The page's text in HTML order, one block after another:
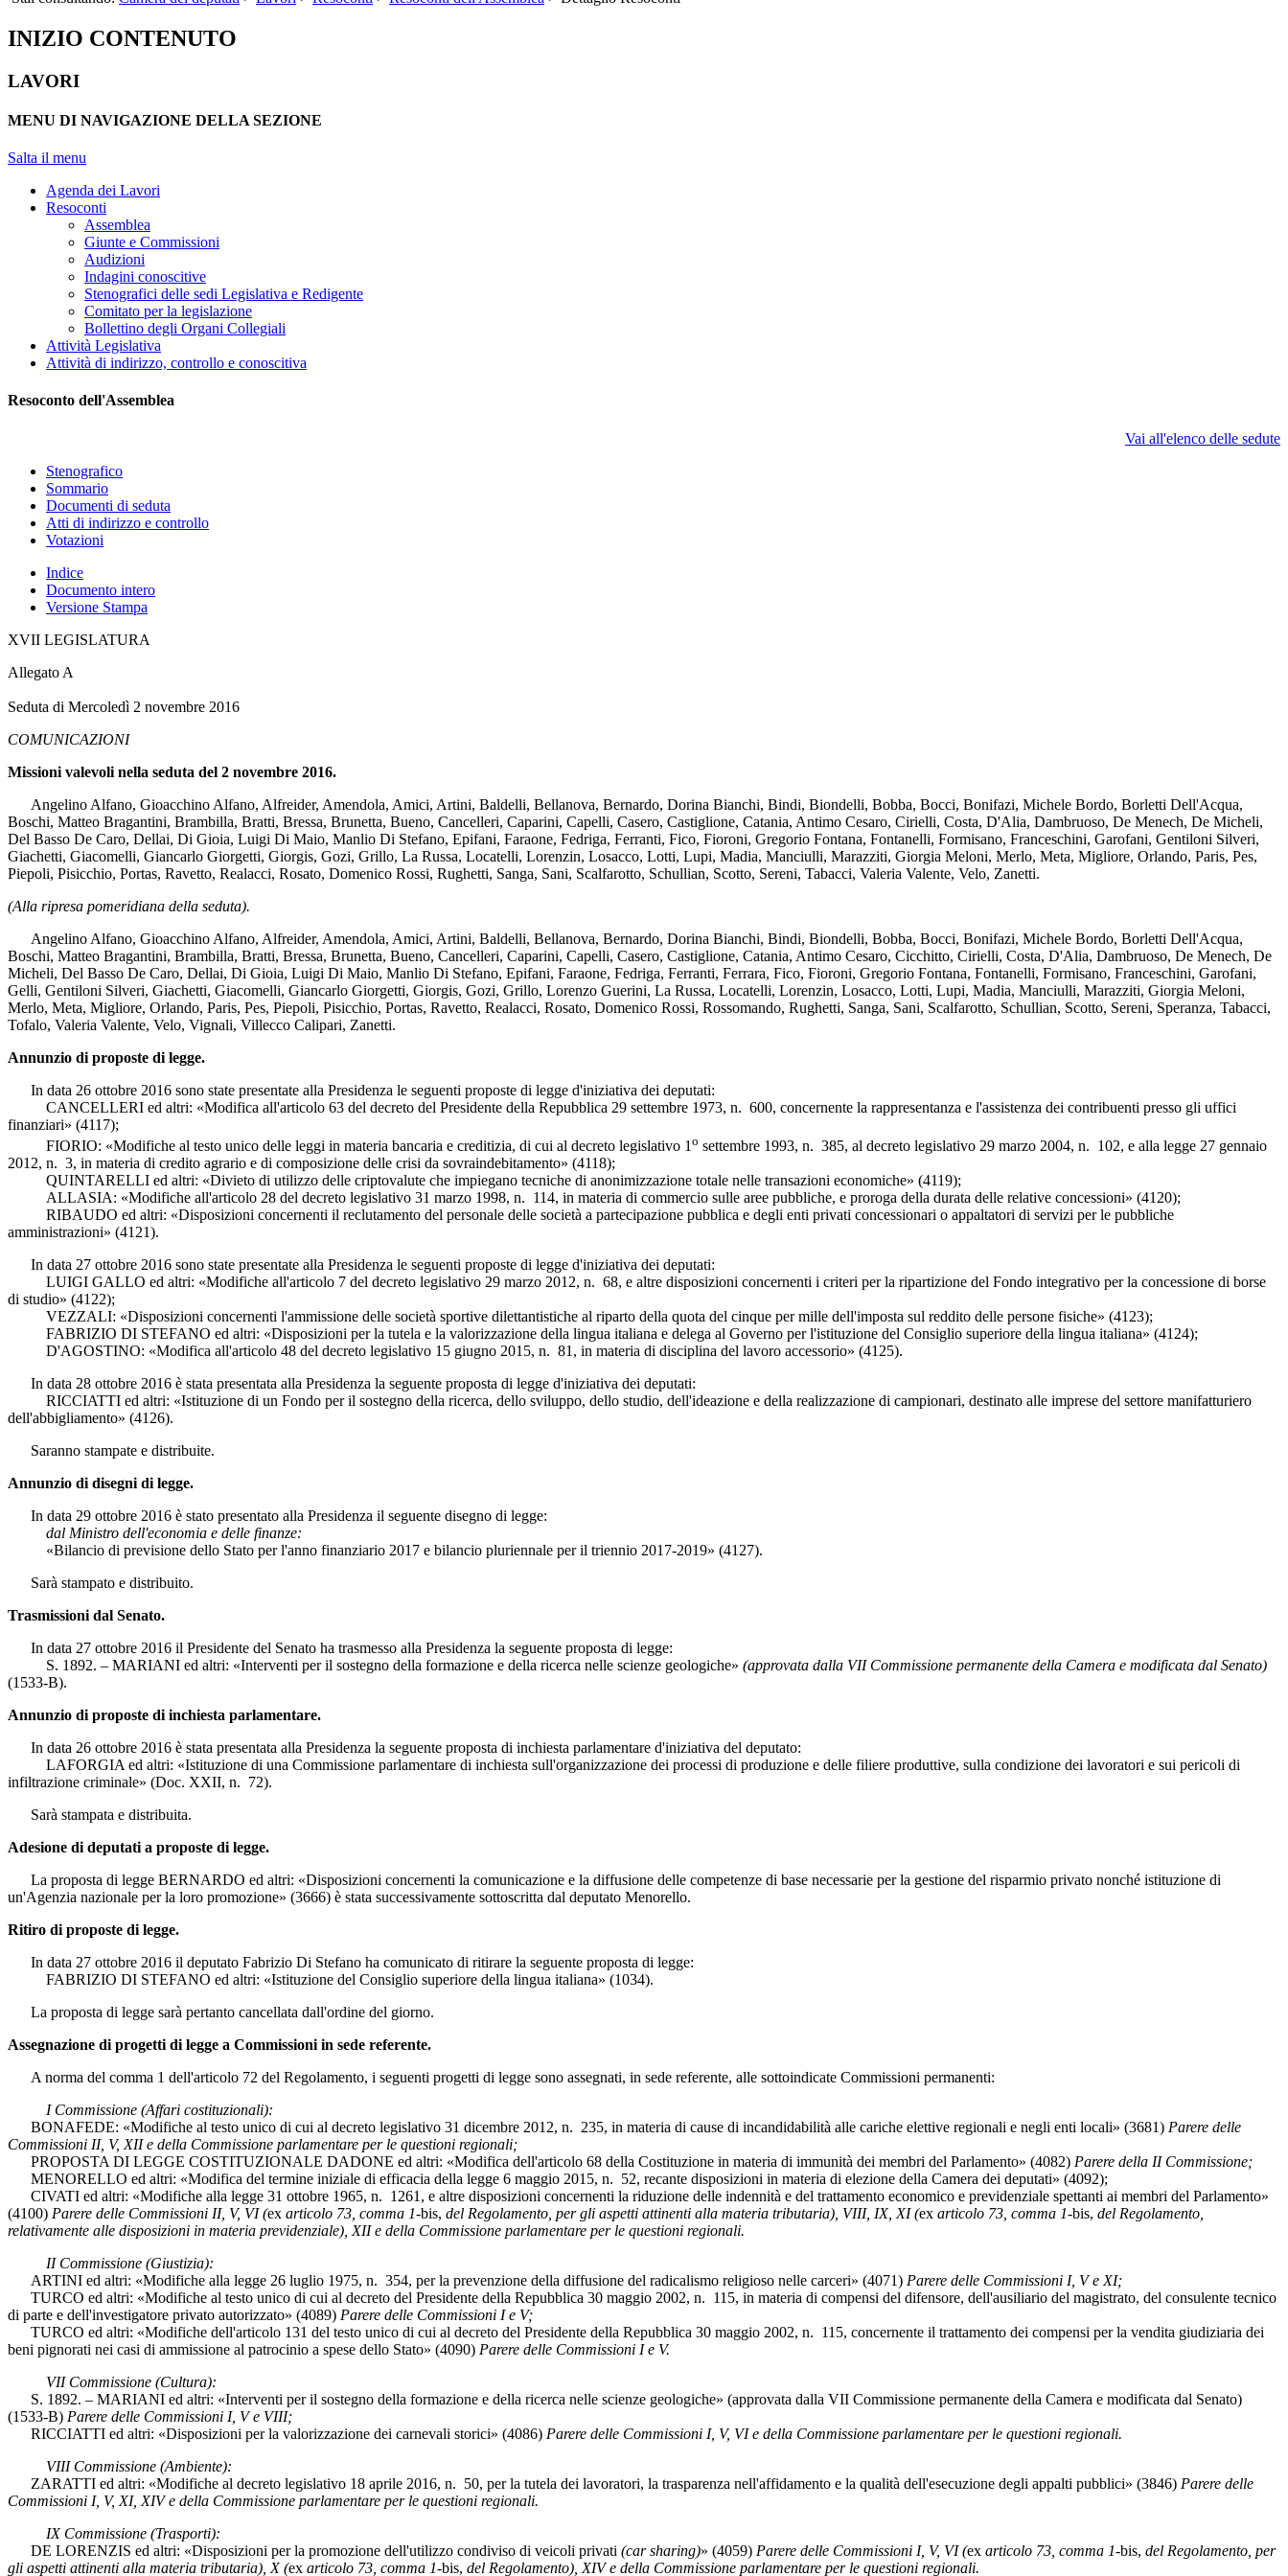
INIZIO CONTENUTO
LAVORI
MENU DI NAVIGAZIONE DELLA SEZIONE
Salta il menu
Agenda dei Lavori
Resoconti
Assemblea
Giunte e Commissioni
Audizioni
Indagini conoscitive
Stenografici delle sedi Legislativa e Redigente
Comitato per la legislazione
Bollettino degli Organi Collegiali
Attività Legislativa
Attività di indirizzo, controllo e conoscitiva
Resoconto dell'Assemblea
Vai all'elenco delle sedute
Stenografico
Sommario
Documenti di seduta
Atti di indirizzo e controllo
Votazioni
Indice
Documento intero
Versione Stampa
XVII LEGISLATURA
Allegato A
Seduta di Mercoledì 2 novembre 2016
COMUNICAZIONI
Missioni valevoli nella seduta del 2 novembre 2016.
Angelino Alfano, Gioacchino Alfano, Alfreider, Amendola, Amici, Artini, Baldelli, Bellanova, Bernardo, Dorina Bianchi, Bindi, Biondelli, Bobba, Bocci, Bonifazi, Michele Bordo, Borletti Dell'Acqua,
Boschi, Matteo Bragantini, Brambilla, Bratti, Bressa, Brunetta, Bueno, Cancelleri, Caparini, Capelli, Casero, Castiglione, Catania, Antimo Cesaro, Cirielli, Costa, D'Alia, Dambruoso, De Menech, De Micheli,
Del Basso De Caro, Dellai, Di Gioia, Luigi Di Maio, Manlio Di Stefano, Epifani, Faraone, Fedriga, Ferranti, Fico, Fioroni, Gregorio Fontana, Fontanelli, Formisano, Franceschini, Garofani, Gentiloni Silveri,
Giachetti, Giacomelli, Giancarlo Giorgetti, Giorgis, Gozi, Grillo, La Russa, Locatelli, Lorenzin, Losacco, Lotti, Lupi, Madia, Manciulli, Marazziti, Giorgia Meloni, Merlo, Meta, Migliore, Orlando, Paris, Pes,
Piepoli, Pisicchio, Portas, Ravetto, Realacci, Rosato, Domenico Rossi, Rughetti, Sanga, Sani, Scalfarotto, Schullian, Scotto, Sereni, Tabacci, Valeria Valente, Velo, Zanetti.
(Alla ripresa pomeridiana della seduta).
Angelino Alfano, Gioacchino Alfano, Alfreider, Amendola, Amici, Artini, Baldelli, Bellanova, Bernardo, Dorina Bianchi, Bindi, Biondelli, Bobba, Bocci, Bonifazi, Michele Bordo, Borletti Dell'Acqua,
Boschi, Matteo Bragantini, Brambilla, Bratti, Bressa, Brunetta, Bueno, Cancelleri, Caparini, Capelli, Casero, Castiglione, Catania, Antimo Cesaro, Cicchitto, Cirielli, Costa, D'Alia, Dambruoso, De Menech, De
Micheli, Del Basso De Caro, Dellai, Di Gioia, Luigi Di Maio, Manlio Di Stefano, Epifani, Faraone, Fedriga, Ferranti, Ferrara, Fico, Fioroni, Gregorio Fontana, Fontanelli, Formisano, Franceschini, Garofani,
Gelli, Gentiloni Silveri, Giachetti, Giacomelli, Giancarlo Giorgetti, Giorgis, Gozi, Grillo, Lorenzo Guerini, La Russa, Locatelli, Lorenzin, Losacco, Lotti, Lupi, Madia, Manciulli, Marazziti, Giorgia Meloni,
Merlo, Meta, Migliore, Orlando, Paris, Pes, Piepoli, Pisicchio, Portas, Ravetto, Realacci, Rosato, Domenico Rossi, Rossomando, Rughetti, Sanga, Sani, Scalfarotto, Schullian, Scotto, Sereni, Speranza, Tabacci,
Tofalo, Valeria Valente, Velo, Vignali, Villecco Calipari, Zanetti.
Annunzio di proposte di legge.
In data 26 ottobre 2016 sono state presentate alla Presidenza le seguenti proposte di legge d'iniziativa dei deputati:
CANCELLERI ed altri: «Modifica all'articolo 63 del decreto del Presidente della Repubblica 29 settembre 1973, n. 600, concernente la rappresentanza e l'assistenza dei contribuenti presso gli uffici
finanziari» (4117);
FIORIO: «Modifiche al testo unico delle leggi in materia bancaria e creditizia, di cui al decreto legislativo 1 o settembre 1993, n. 385, al decreto legislativo 29 marzo 2004, n. 102, e alla legge 27 gennaio
2012, n. 3, in materia di credito agrario e di composizione delle crisi da sovraindebitamento» (4118);
QUINTARELLI ed altri: «Divieto di utilizzo delle criptovalute che impiegano tecniche di anonimizzazione totale nelle transazioni economiche» (4119);
ALLASIA: «Modifiche all'articolo 28 del decreto legislativo 31 marzo 1998, n. 114, in materia di commercio sulle aree pubbliche, e proroga della durata delle relative concessioni» (4120);
RIBAUDO ed altri: «Disposizioni concernenti il reclutamento del personale delle società a partecipazione pubblica e degli enti privati concessionari o appaltatori di servizi per le pubbliche
amministrazioni» (4121).
In data 27 ottobre 2016 sono state presentate alla Presidenza le seguenti proposte di legge d'iniziativa dei deputati:
LUIGI GALLO ed altri: «Modifiche all'articolo 7 del decreto legislativo 29 marzo 2012, n. 68, e altre disposizioni concernenti i criteri per la ripartizione del Fondo integrativo per la concessione di borse
di studio» (4122);
VEZZALI: «Disposizioni concernenti l'ammissione delle società sportive dilettantistiche al riparto della quota del cinque per mille dell'imposta sul reddito delle persone fisiche» (4123);
FABRIZIO DI STEFANO ed altri: «Disposizioni per la tutela e la valorizzazione della lingua italiana e delega al Governo per l'istituzione del Consiglio superiore della lingua italiana» (4124);
D'AGOSTINO: «Modifica all'articolo 48 del decreto legislativo 15 giugno 2015, n. 81, in materia di disciplina del lavoro accessorio» (4125).
In data 28 ottobre 2016 è stata presentata alla Presidenza la seguente proposta di legge d'iniziativa dei deputati:
RICCIATTI ed altri: «Istituzione di un Fondo per il sostegno della ricerca, dello sviluppo, dello studio, dell'ideazione e della realizzazione di campionari, destinato alle imprese del settore manifatturiero
dell'abbigliamento» (4126).
Saranno stampate e distribuite.
Annunzio di disegni di legge.
In data 29 ottobre 2016 è stato presentato alla Presidenza il seguente disegno di legge:
dal Ministro dell'economia e delle finanze:
«Bilancio di previsione dello Stato per l'anno finanziario 2017 e bilancio pluriennale per il triennio 2017-2019» (4127).
Sarà stampato e distribuito.
Trasmissioni dal Senato.
In data 27 ottobre 2016 il Presidente del Senato ha trasmesso alla Presidenza la seguente proposta di legge:
S. 1892. – MARIANI ed altri: «Interventi per il sostegno della formazione e della ricerca nelle scienze geologiche» (approvata dalla VII Commissione permanente della Camera e modificata dal Senato)
(1533-B).
Annunzio di proposte di inchiesta parlamentare.
In data 26 ottobre 2016 è stata presentata alla Presidenza la seguente proposta di inchiesta parlamentare d'iniziativa del deputato:
LAFORGIA ed altri: «Istituzione di una Commissione parlamentare di inchiesta sull'organizzazione dei processi di produzione e delle filiere produttive, sulla condizione dei lavoratori e sui pericoli di
infiltrazione criminale» (Doc. XXII, n. 72).
Sarà stampata e distribuita.
Adesione di deputati a proposte di legge.
La proposta di legge BERNARDO ed altri: «Disposizioni concernenti la comunicazione e la diffusione delle competenze di base necessarie per la gestione del risparmio privato nonché istituzione di
un'Agenzia nazionale per la loro promozione» (3666) è stata successivamente sottoscritta dal deputato Menorello.
Ritiro di proposte di legge.
In data 27 ottobre 2016 il deputato Fabrizio Di Stefano ha comunicato di ritirare la seguente proposta di legge:
FABRIZIO DI STEFANO ed altri: «Istituzione del Consiglio superiore della lingua italiana» (1034).
La proposta di legge sarà pertanto cancellata dall'ordine del giorno.
Assegnazione di progetti di legge a Commissioni in sede referente.
A norma del comma 1 dell'articolo 72 del Regolamento, i seguenti progetti di legge sono assegnati, in sede referente, alle sottoindicate Commissioni permanenti:
I Commissione (Affari costituzionali):
BONAFEDE: «Modifiche al testo unico di cui al decreto legislativo 31 dicembre 2012, n. 235, in materia di cause di incandidabilità alle cariche elettive regionali e negli enti locali» (3681) Parere delle
Commissioni II, V, XII e della Commissione parlamentare per le questioni regionali;
PROPOSTA DI LEGGE COSTITUZIONALE DADONE ed altri: «Modifica dell'articolo 68 della Costituzione in materia di immunità dei membri del Parlamento» (4082) Parere della II Commissione;
MENORELLO ed altri: «Modifica del termine iniziale di efficacia della legge 6 maggio 2015, n. 52, recante disposizioni in materia di elezione della Camera dei deputati» (4092);
CIVATI ed altri: «Modifiche alla legge 31 ottobre 1965, n. 1261, e altre disposizioni concernenti la riduzione delle indennità e del trattamento economico e previdenziale spettanti ai membri del Parlamento»
(4100) Parere delle Commissioni II, V, VI (ex articolo 73, comma 1-bis, del Regolamento, per gli aspetti attinenti alla materia tributaria), VIII, IX, XI (ex articolo 73, comma 1-bis, del Regolamento,
relativamente alle disposizioni in materia previdenziale), XII e della Commissione parlamentare per le questioni regionali.
II Commissione (Giustizia):
ARTINI ed altri: «Modifiche alla legge 26 luglio 1975, n. 354, per la prevenzione della diffusione del radicalismo religioso nelle carceri» (4071) Parere delle Commissioni I, V e XI;
TURCO ed altri: «Modifiche al testo unico di cui al decreto del Presidente della Repubblica 30 maggio 2002, n. 115, in materia di compensi del difensore, dell'ausiliario del magistrato, del consulente tecnico
di parte e dell'investigatore privato autorizzato» (4089) Parere delle Commissioni I e V;
TURCO ed altri: «Modifiche dell'articolo 131 del testo unico di cui al decreto del Presidente della Repubblica 30 maggio 2002, n. 115, concernente il trattamento dei compensi per la vendita giudiziaria dei
beni pignorati nei casi di ammissione al patrocinio a spese dello Stato» (4090) Parere delle Commissioni I e V.
VII Commissione (Cultura):
S. 1892. – MARIANI ed altri: «Interventi per il sostegno della formazione e della ricerca nelle scienze geologiche» (approvata dalla VII Commissione permanente della Camera e modificata dal Senato)
(1533-B) Parere delle Commissioni I, V e VIII;
RICCIATTI ed altri: «Disposizioni per la valorizzazione dei carnevali storici» (4086) Parere delle Commissioni I, V, VI e della Commissione parlamentare per le questioni regionali.
VIII Commissione (Ambiente):
ZARATTI ed altri: «Modifiche al decreto legislativo 18 aprile 2016, n. 50, per la tutela dei lavoratori, la trasparenza nell'affidamento e la qualità dell'esecuzione degli appalti pubblici» (3846) Parere delle
Commissioni I, V, XI, XIV e della Commissione parlamentare per le questioni regionali.
IX Commissione (Trasporti):
DE LORENZIS ed altri: «Disposizioni per la promozione dell'utilizzo condiviso di veicoli privati (car sharing)» (4059) Parere delle Commissioni I, V, VI (ex articolo 73, comma 1-bis, del Regolamento, per
gli aspetti attinenti alla materia tributaria), X (ex articolo 73, comma 1-bis, del Regolamento), XIV e della Commissione parlamentare per le questioni regionali.